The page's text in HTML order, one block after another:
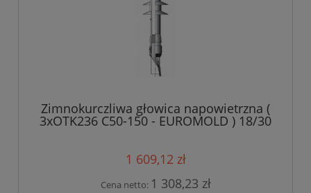
Zimnokurczliwa głowica napowietrzna (
3xOTK236 C50-150 - EUROMOLD ) 18/30
1 609,12 zł
Cena netto: 1 308,23 zł